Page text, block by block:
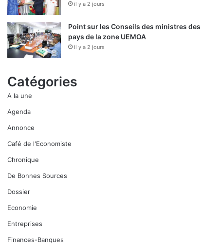
il y a 2 jours
Point sur les Conseils des ministres des
pays de la zone UEMOA
il y a 2 jours
Catégories
A la une
Agenda
Annonce
Café de l'Economiste
Chronique
De Bonnes Sources
Dossier
Economie
Entreprises
Finances-Banques